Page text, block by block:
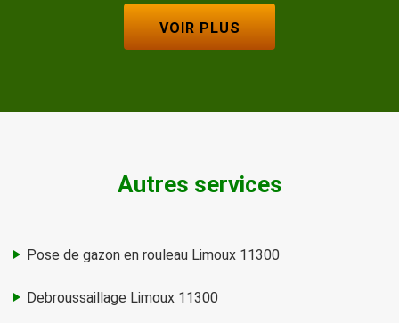
VOIR PLUS
Autres services
Pose de gazon en rouleau Limoux 11300
Debroussaillage Limoux 11300